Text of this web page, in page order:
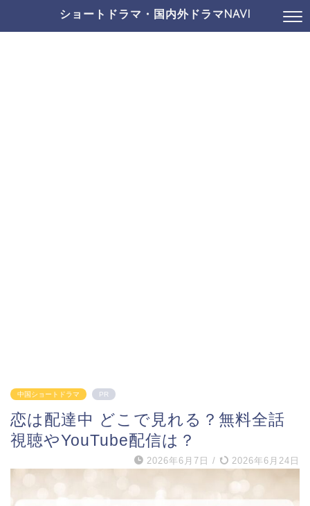
ショートドラマ・国内外ドラマNAVI
中国ショートドラマ PR
恋は配達中 どこで見れる？無料全話
視聴やYouTube配信は？
2026年6月7日 / 2026年6月24日